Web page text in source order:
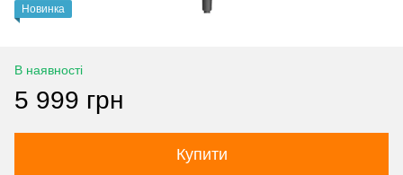
Новинка
В наявності
5 999 грн
Купити